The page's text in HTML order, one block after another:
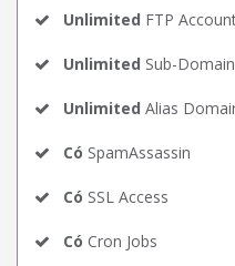
Unlimited FTP
Unlimited Sub-
Unlimited Alias
Có SpamAssassin
Có SSL Access
Có Cron Jobs